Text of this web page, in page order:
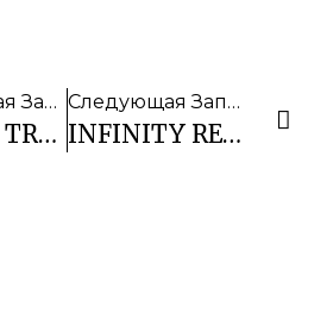
Предыдущая Запись
BORACAY TROPICS RESORT HOTEL
Следующая Запись
INFINITY RESORT MINDORO